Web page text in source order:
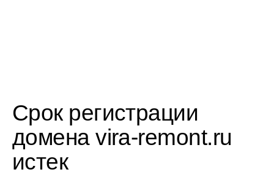
Срок регистрации
домена vira-remont.ru
истек